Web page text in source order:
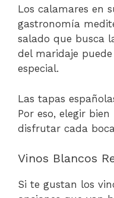
Los calamares en
gastronomía
salado que busca
del maridaje
especial.
Las tapas
Por eso, elegir
disfrutar cada
Vinos Blancos
Si te gustan los